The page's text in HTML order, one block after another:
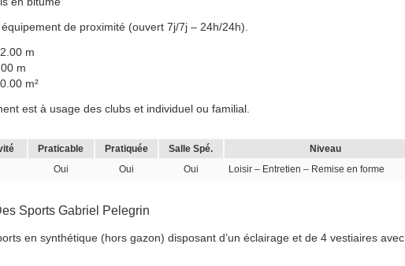
équipement de proximité (ouvert 7j/7j – 24h/24h).
m
m
m²
est à usage des clubs et individuel ou familial.
Praticable Pratiquée Salle Spé.
Niveau
Oui Oui Oui Loisir – Entretien – Remise en forme
Sports Gabriel Pelegrin
en synthétique (hors gazon) disposant d’un éclairage et de 4 vestiaires avec